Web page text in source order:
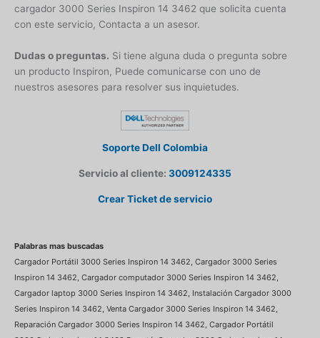
cargador 3000 Series Inspiron 14 3462 que solicita cuenta
con este servicio, Contacta a un asesor.
Dudas o preguntas. Si tiene alguna duda o pregunta sobre
un producto Inspiron, Puede comunicarse con uno de
nuestros asesores para resolver sus inquietudes.
Soporte Dell Colombia
Servicio al cliente: 3009124335
Crear Ticket de servicio
Palabras mas buscadas
Cargador Portátil 3000 Series Inspiron 14 3462, Cargador 3000 Series
Inspiron 14 3462, Cargador computador 3000 Series Inspiron 14 3462,
Cargador laptop 3000 Series Inspiron 14 3462, Instalación Cargador 3000
Series Inspiron 14 3462, Venta Cargador 3000 Series Inspiron 14 3462,
Reparación Cargador 3000 Series Inspiron 14 3462, Cargador Portátil